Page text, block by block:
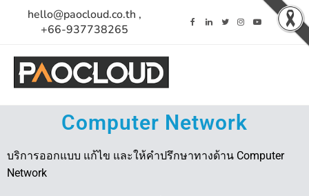
hello@paocloud.co.th ,
+66-937738265
Computer Network
บริการออกแบบ แก้ไข และให้คำปรึกษาทางด้าน Computer
Network